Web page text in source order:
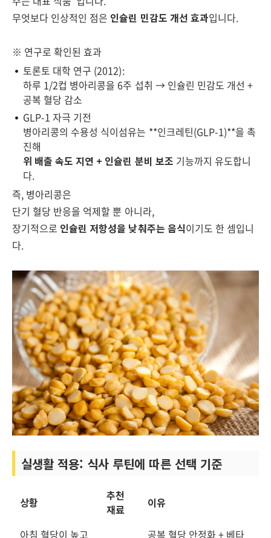
무엇보다 인상적인 점은 인슐린 민감도 개선 효과입니다.
※ 연구로 확인된 효과
토론토 대학 연구 (2012):
하루 1/2컵 병아리콩을 6주 섭취 → 인슐린 민감도 개선 +
공복 혈당 감소
GLP-1 자극 기전
병아리콩의 수용성 식이섬유는 **인크레틴(GLP-1)**을 촉
진해
위 배출 속도 지연 + 인슐린 분비 보조 기능까지 유도합니
다.
즉, 병아리콩은
단기 혈당 반응을 억제할 뿐 아니라,
장기적으로 인슐린 저항성을 낮춰주는 음식이기도 한 셈입니
다.
실생활 적용: 식사 루틴에 따른 선택 기준
상황
추천
재료
이유
아침 혈당이 높고 공복 혈당 안정화 + 베타